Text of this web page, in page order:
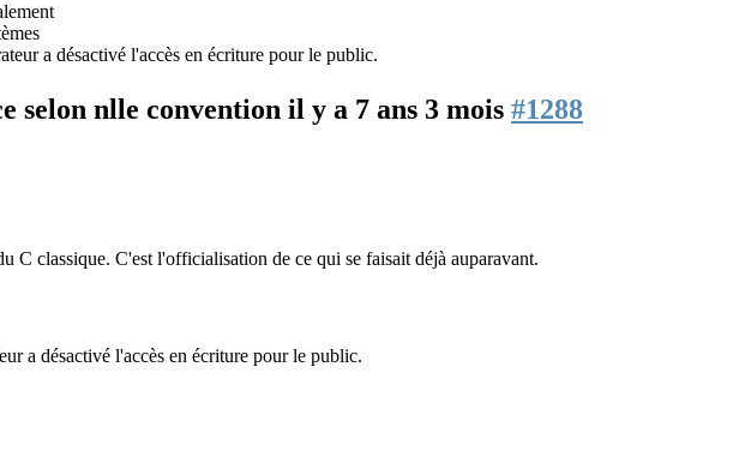
a désactivé l'accès en écriture pour le public.
selon nlle convention il y a 7 ans 3 mois #1288
C classique. C'est l'officialisation de ce qui se faisait déjà auparavant.
a désactivé l'accès en écriture pour le public.